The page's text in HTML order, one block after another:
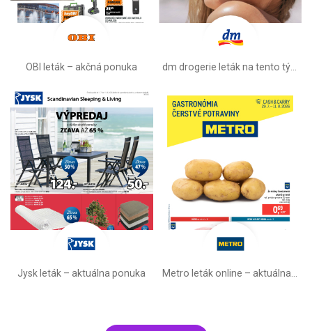
OBI leták –⁠ akčná ponuka
Jysk leták – aktuálna ponuka Metro leták online –⁠ aktuálna ponuka